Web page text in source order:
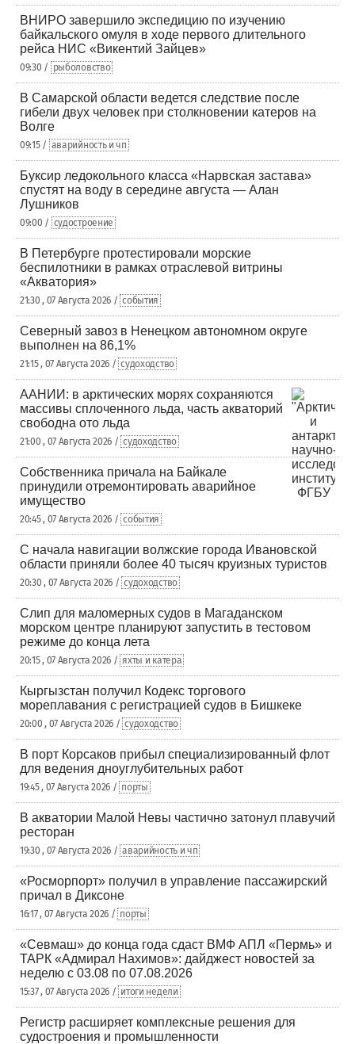
ВНИРО завершило экспедицию по изучению
байкальского омуля в ходе первого длительного
рейса НИС «Викентий Зайцев»
09:30 / рыболовство
В Самарской области ведется следствие после
гибели двух человек при столкновении катеров на
Волге
09:15 / аварийность и чп
Буксир ледокольного класса «Нарвская застава»
спустят на воду в середине августа — Алан
Лушников
09:00 / судостроение
В Петербурге протестировали морские
беспилотники в рамках отраслевой витрины
«Акватория»
21:30 , 07 Августа 2026 / события
Северный завоз в Ненецком автономном округе
выполнен на 86,1%
21:15 , 07 Августа 2026 / судоходство
ААНИИ: в арктических морях сохраняются
массивы сплоченного льда, часть акваторий
свободна ото льда
21:00 , 07 Августа 2026 / судоходство
Собственника причала на Байкале
принудили отремонтировать аварийное
имущество
20:45 , 07 Августа 2026 / события
С начала навигации волжские города Ивановской
области приняли более 40 тысяч круизных туристов
20:30 , 07 Августа 2026 / судоходство
Слип для маломерных судов в Магаданском
морском центре планируют запустить в тестовом
режиме до конца лета
20:15 , 07 Августа 2026 / яхты и катера
Кыргызстан получил Кодекс торгового
мореплавания с регистрацией судов в Бишкеке
20:00 , 07 Августа 2026 / судоходство
В порт Корсаков прибыл специализированный флот
для ведения дноуглубительных работ
19:45 , 07 Августа 2026 / порты
В акватории Малой Невы частично затонул плавучий
ресторан
19:30 , 07 Августа 2026 / аварийность и чп
«Росморпорт» получил в управление пассажирский
причал в Диксоне
16:17 , 07 Августа 2026 / порты
«Севмаш» до конца года сдаст ВМФ АПЛ «Пермь» и
ТАРК «Адмирал Нахимов»: дайджест новостей за
неделю с 03.08 по 07.08.2026
15:37 , 07 Августа 2026 / итоги недели
Регистр расширяет комплексные решения для
судостроения и промышленности